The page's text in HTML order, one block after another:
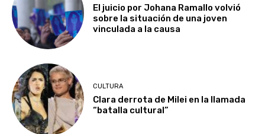
El juicio por Johana Ramallo volvió
sobre la situación de una joven
vinculada a la causa
CULTURA
Clara derrota de Milei en la llamada
“batalla cultural”